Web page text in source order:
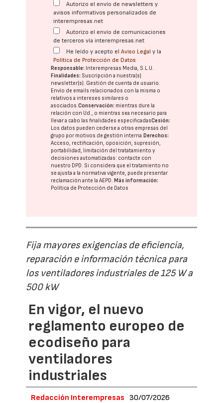
Autorizo el envío de newsletters y
avisos informativos personalizados de
interempresas.net
Autorizo el envío de comunicaciones
de terceros vía interempresas.net
He leído y acepto elAviso Legal y la
Política de Protección de Datos
Responsable: Interempresas Media, S.L.U.
Finalidades: Suscripción a nuestra(s)
newsletter(s). Gestión de cuenta de usuario.
Envío de emails relacionados con la misma o
relativos a intereses similares o
asociados.Conservación: mientras dure la
relación con Ud., o mientras sea necesario para
llevar a cabo las finalidades especificadasCesión:
Los datos pueden cederse a otras empresas del
grupo por motivos de gestión interna. Derechos:
Acceso, rectificación, oposición, supresión,
portabilidad, limitación del tratatamiento y
decisiones automatizadas: contacte con
nuestro DPD. Si considera que el tratamiento no
se ajusta a la normativa vigente, puede presentar
reclamación ante laAEPD. Más información:
Política de Protección de Datos
Fija mayores exigencias de eficiencia,
reparación e información técnica para
los ventiladores industriales de 125 W a
500 kW
En vigor, el nuevo
reglamento europeo de
ecodiseño para
ventiladores
industriales
Redacción Interempresas 30/07/2026